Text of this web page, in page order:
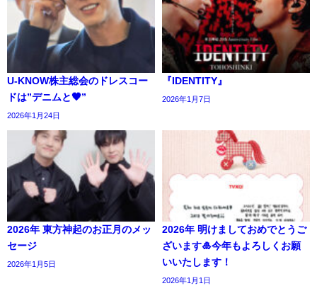
U-KNOW株主総会のドレスコー
ドは”デニムと🖤”
2026年1月24日
『IDENTITY』
2026年1月7日
2026年 東方神起のお正月のメッ
セージ
2026年1月5日
2026年 明けましておめでとうご
ざいます🎍今年もよろしくお願
いいたします！
2026年1月1日